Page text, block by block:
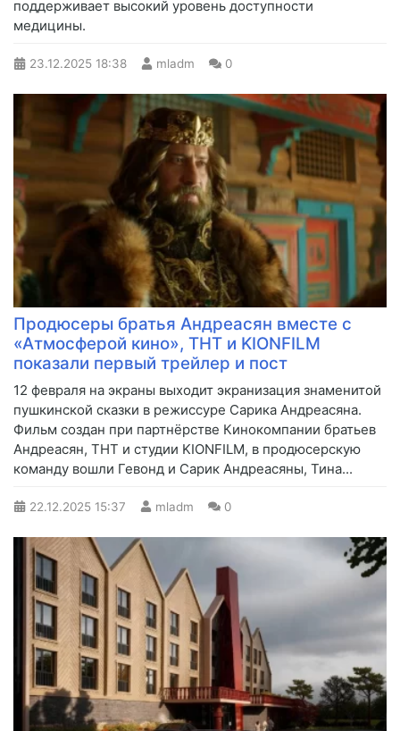
поддерживает высокий уровень доступности
медицины.
23.12.2025 18:38 mladm 0
Продюсеры братья Андреасян вместе с
«Атмосферой кино», ТНТ и KIONFILM
показали первый трейлер и пост
12 февраля на экраны выходит экранизация знаменитой
пушкинской сказки в режиссуре Сарика Андреасяна.
Фильм создан при партнёрстве Кинокомпании братьев
Андреасян, ТНТ и студии KIONFILM, в продюсерскую
команду вошли Гевонд и Сарик Андреасяны, Тина...
22.12.2025 15:37 mladm 0